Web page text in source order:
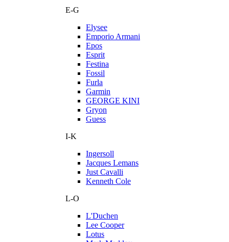
E-G
Elysee
Emporio Armani
Epos
Esprit
Festina
Fossil
Furla
Garmin
GEORGE KINI
Gryon
Guess
I-K
Ingersoll
Jacques Lemans
Just Cavalli
Kenneth Cole
L-O
L'Duchen
Lee Cooper
Lotus